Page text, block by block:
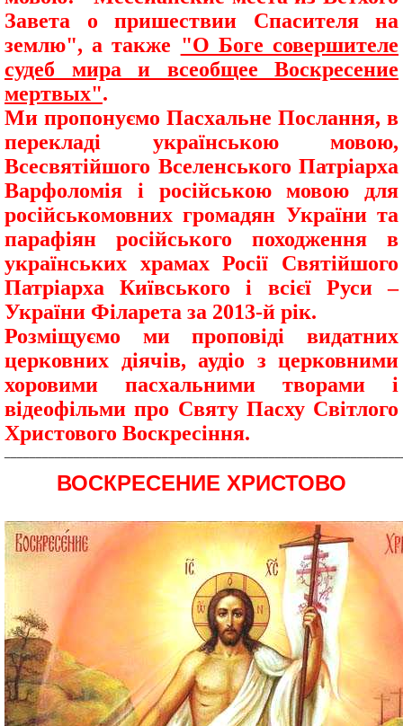
Завета о пришествии Спасителя на
землю", а также "О Боге совершителе
судеб мира и всеобщее Воскресение
мертвых".
Ми пропонуємо Пасхальне Послання, в
перекладі українською мовою,
Всесвятійшого Вселенського Патріарха
Варфоломія і російською мовою для
російськомовних громадян України та
парафіян російського походження в
українських храмах Росії Святійшого
Патріарха Київського і всієї Руси –
України Філарета за 2013-й рік.
Розміщуємо ми проповіді видатних
церковних діячів, аудіо з церковними
хоровими пасхальними творами і
відеофільми про Святу Пасху Світлого
Христового Воскресіння.
ВОСКРЕСЕНИЕ ХРИСТОВО